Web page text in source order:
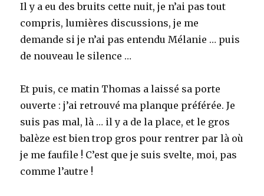
Il y a eu des bruits cette nuit, je n’ai pas tout
compris, lumières discussions, je me
demande si je n’ai pas entendu Mélanie … puis
de nouveau le silence …
Et puis, ce matin Thomas a laissé sa porte
ouverte : j’ai retrouvé ma planque préférée. Je
suis pas mal, là … il y a de la place, et le gros
balèze est bien trop gros pour rentrer par là où
je me faufile ! C’est que je suis svelte, moi, pas
comme l’autre !